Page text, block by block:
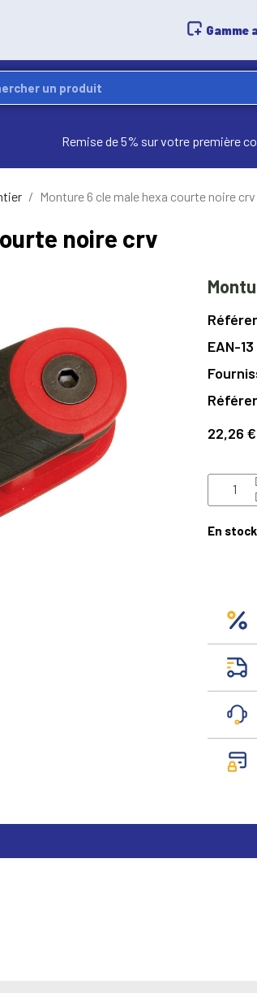
Gamme
Remise de 5% sur votre première
Monture 6 cle male hexa courte noire crv
noire crv
EAN-13
22,26 €
En